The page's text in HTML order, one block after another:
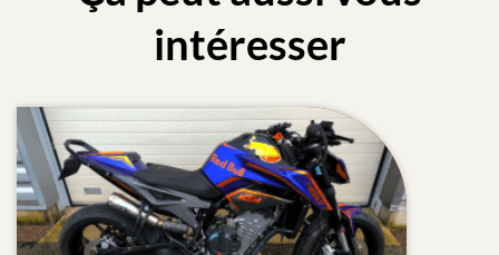
intéresser